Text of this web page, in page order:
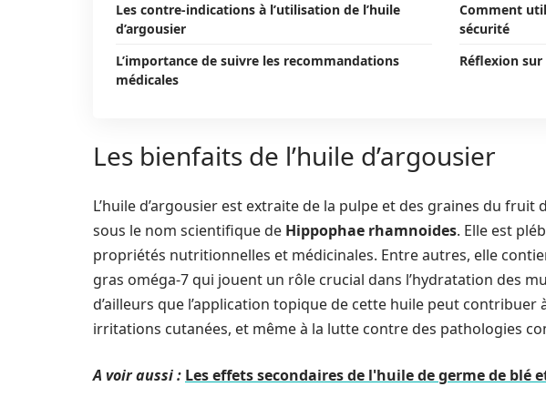
Les contre-indications à l’utilisation de l’huile
d’argousier
Comment
sécurité
L’importance de suivre les recommandations
médicales
Réflexion sur
Les bienfaits de l’huile d’argousier
L’huile d’argousier est extraite de la pulpe et des graines du fruit
sous le nom scientifique de Hippophae rhamnoides. Elle est
propriétés nutritionnelles et médicinales. Entre autres, elle
gras oméga-7 qui jouent un rôle crucial dans l’hydratation des
d’ailleurs que l’application topique de cette huile peut contribuer
irritations cutanées, et même à la lutte contre des pathologies
A voir aussi : Les effets secondaires de l'huile de germe de blé